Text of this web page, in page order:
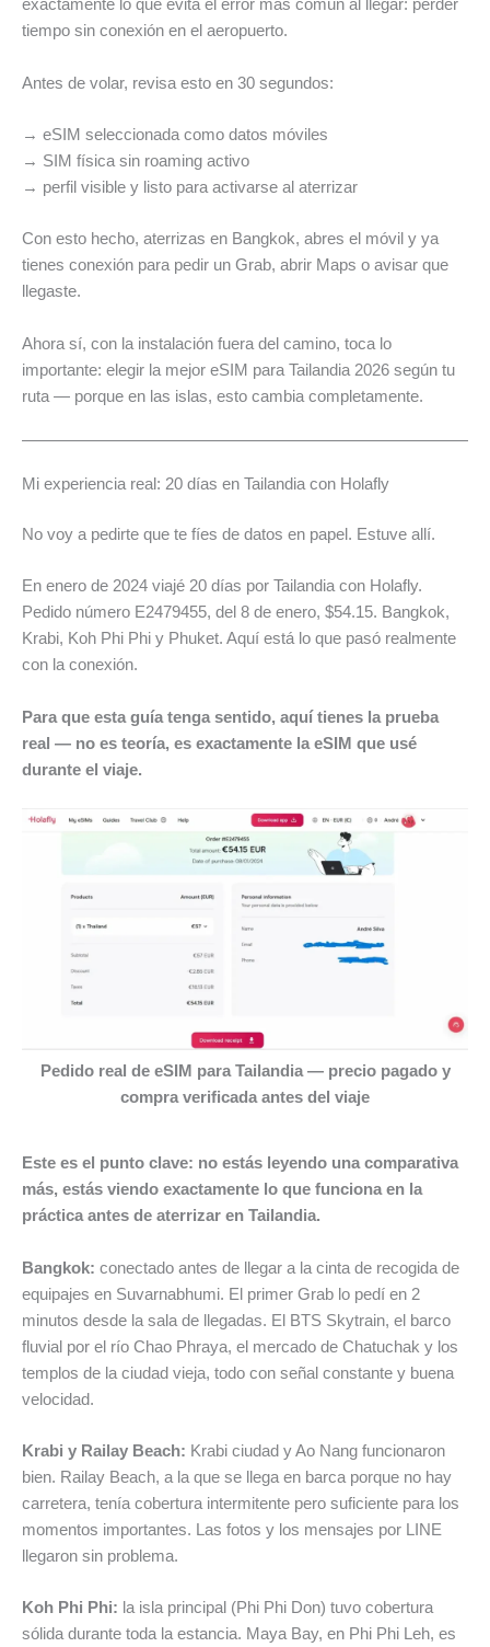
exactamente lo que evita el error más común al llegar: perder
tiempo sin conexión en el aeropuerto.
Antes de volar, revisa esto en 30 segundos:
→ eSIM seleccionada como datos móviles
→ SIM física sin roaming activo
→ perfil visible y listo para activarse al aterrizar
Con esto hecho, aterrizas en Bangkok, abres el móvil y ya
tienes conexión para pedir un Grab, abrir Maps o avisar que
llegaste.
Ahora sí, con la instalación fuera del camino, toca lo
importante: elegir la mejor eSIM para Tailandia 2026 según tu
ruta — porque en las islas, esto cambia completamente.
Mi experiencia real: 20 días en Tailandia con Holafly
No voy a pedirte que te fíes de datos en papel. Estuve allí.
En enero de 2024 viajé 20 días por Tailandia con Holafly.
Pedido número E2479455, del 8 de enero, $54.15. Bangkok,
Krabi, Koh Phi Phi y Phuket. Aquí está lo que pasó realmente
con la conexión.
Para que esta guía tenga sentido, aquí tienes la prueba
real — no es teoría, es exactamente la eSIM que usé
durante el viaje.
Pedido real de eSIM para Tailandia — precio pagado y
compra verificada antes del viaje
Este es el punto clave: no estás leyendo una comparativa
más, estás viendo exactamente lo que funciona en la
práctica antes de aterrizar en Tailandia.
Bangkok: conectado antes de llegar a la cinta de recogida de
equipajes en Suvarnabhumi. El primer Grab lo pedí en 2
minutos desde la sala de llegadas. El BTS Skytrain, el barco
fluvial por el río Chao Phraya, el mercado de Chatuchak y los
templos de la ciudad vieja, todo con señal constante y buena
velocidad.
Krabi y Railay Beach: Krabi ciudad y Ao Nang funcionaron
bien. Railay Beach, a la que se llega en barca porque no hay
carretera, tenía cobertura intermitente pero suficiente para los
momentos importantes. Las fotos y los mensajes por LINE
llegaron sin problema.
Koh Phi Phi: la isla principal (Phi Phi Don) tuvo cobertura
sólida durante toda la estancia. Maya Bay, en Phi Phi Leh, es